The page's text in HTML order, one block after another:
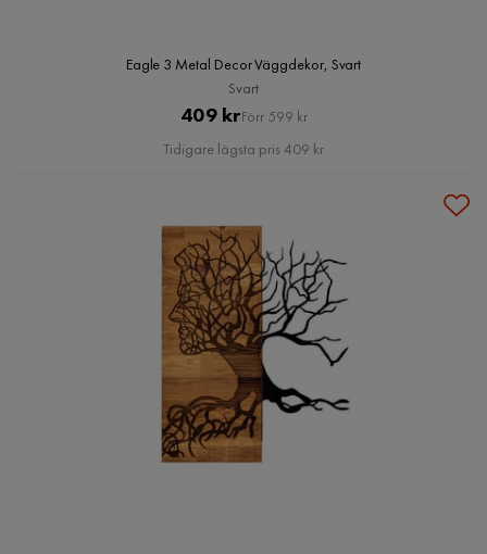
Eagle 3 Metal Decor Väggdekor, Svart
Svart
Pris
409 krOriginal
Pris
Förr 599 kr
Tidigare lägsta pris 409 kr